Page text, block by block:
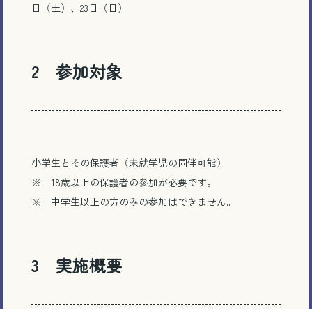
日（土）、23日（日）
2 参加対象
小学生とその保護者（未就学児の同伴可能）
※ 18歳以上の保護者の参加が必要です。
※ 中学生以上の方のみの参加はできません。
3 実施概要